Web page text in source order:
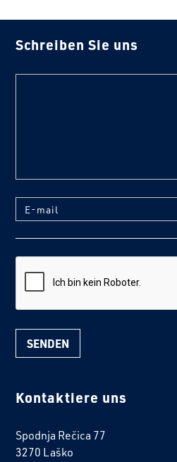
Schreiben Sie uns
E-mail
Kontaktiere uns
Spodnja Rečica 77
3270 Laško